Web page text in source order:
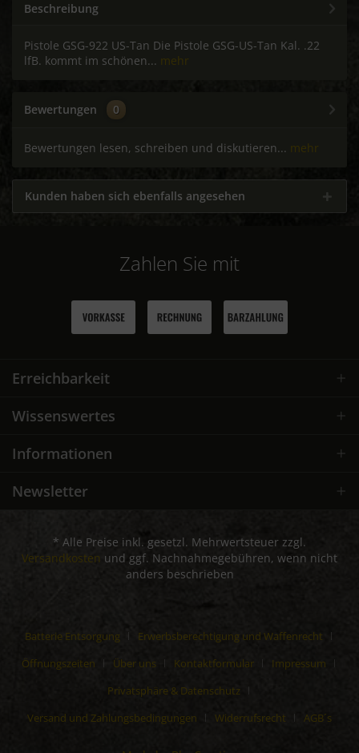
Beschreibung
Pistole GSG-922 US-Tan Die Pistole GSG-US-Tan Kal. .22
lfB. kommt im schönen... mehr
Bewertungen 0
Bewertungen lesen, schreiben und diskutieren... mehr
Kunden haben sich ebenfalls angesehen
Zahlen Sie mit
Erreichbarkeit
Wissenswertes
Informationen
Newsletter
* Alle Preise inkl. gesetzl. Mehrwertsteuer zzgl.
Versandkosten und ggf. Nachnahmegebühren, wenn nicht
anders beschrieben
Batterie Entsorgung
Erwerbsberechtigung und Waffenrecht
Öffnungszeiten
Über uns Kontaktformular
Impressum
Privatsphäre & Datenschutz
Versand und Zahlungsbedingungen
Widerrufsrecht AGB´s